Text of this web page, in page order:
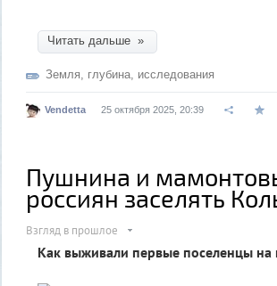
Читать дальше »
Земля, глубина, исследования
Vendetta 25 октября 2025, 20:39
Пушнина и
россиян заселять
Взгляд в прошлое
Как выживали первые поселенцы на